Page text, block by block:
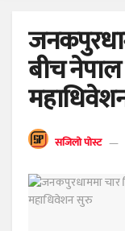
बीच नेपाल
सजिलो पोस्ट